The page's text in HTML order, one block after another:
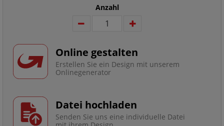
Anzahl
Online gestalten
Erstellen Sie ein Design mit unserem
Onlinegenerator
Datei hochladen
Senden Sie uns eine individuelle Datei